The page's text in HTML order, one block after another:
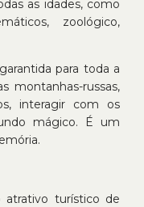
as idades, como
zoológico,
para toda a
montanhas-russas,
interagir com os
mágico. É um
atrativo turístico de